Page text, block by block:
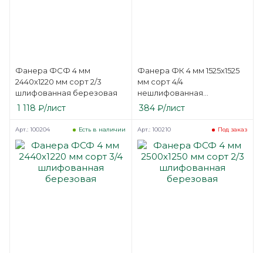
Фанера ФСФ 4 мм
2440х1220 мм сорт 2/3
шлифованная березовая
1 118 ₽/лист
Фанера ФК 4 мм 1525х1525
мм сорт 4/4
нешлифованная
березовая
384₽/лист
Есть в наличии
Арт.: 100204 Под заказ
Арт.: 100210